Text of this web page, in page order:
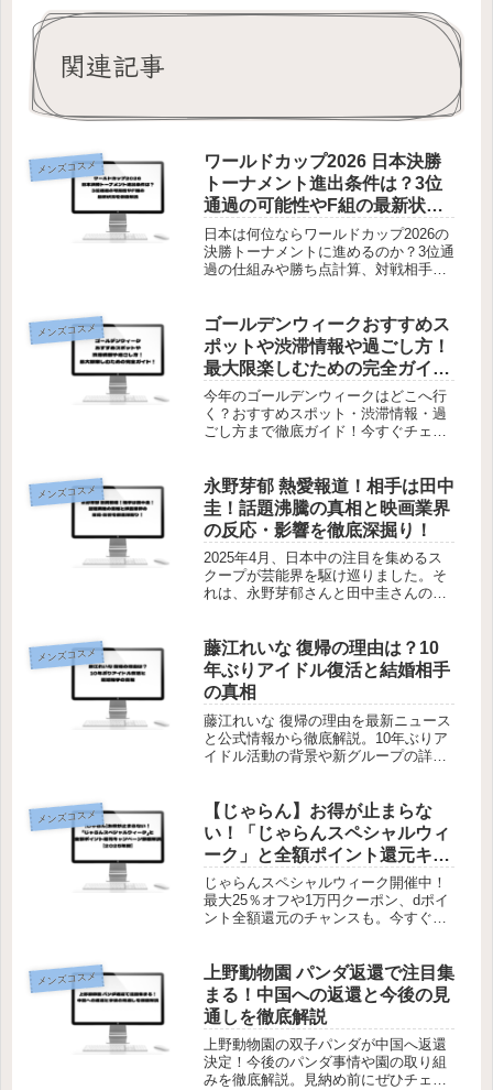
関連記事
メンズコスメ
ワールドカップ2026 日本決勝
トーナメント進出条件は？3位
通過の可能性やF組の最新状況
を徹底解説
日本は何位ならワールドカップ2026の
決勝トーナメントに進めるのか？3位通
過の仕組みや勝ち点計算、対戦相手の
メンズコスメ
ゴールデンウィークおすすめス
ポットや渋滞情報や過ごし方！
最大限楽しむための完全ガイ
ド！
今年のゴールデンウィークはどこへ行
く？おすすめスポット・渋滞情報・過
ごし方まで徹底ガイド！今すぐチェッ
メンズコスメ
永野芽郁 熱愛報道！相手は田中
圭！話題沸騰の真相と映画業界
の反応・影響を徹底深掘り！
2025年4月、日本中の注目を集めるス
クープが芸能界を駆け巡りました。そ
れは、永野芽郁さんと田中圭さんの熱
や立場、既婚歴のある田中さんとの関
係に多くの疑問が生まれています。...
メンズコスメ
藤江れいな 復帰の理由は？10
年ぶりアイドル復活と結婚相手
の真相
藤江れいな 復帰の理由を最新ニュース
と公式情報から徹底解説。10年ぶりア
イドル活動の背景や新グループの詳
たい方はぜひチェックしてください。
メンズコスメ
【じゃらん】お得が止まらな
い！「じゃらんスペシャルウィ
ーク」と全額ポイント還元キャ
ンペーン徹底解説【2025年夏】
じゃらんスペシャルウィーク開催中！
最大25％オフや1万円クーポン、dポイ
ント全額還元のチャンスも。今すぐ公
メンズコスメ
上野動物園 パンダ返還で注目集
まる！中国への返還と今後の見
通しを徹底解説
上野動物園の双子パンダが中国へ返還
決定！今後のパンダ事情や園の取り組
みを徹底解説。見納め前にぜひチェッ